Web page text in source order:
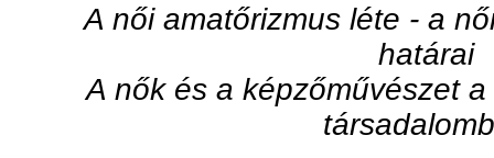
A női amatőrizmus léte - a
határai
A nők és a képzőművészet